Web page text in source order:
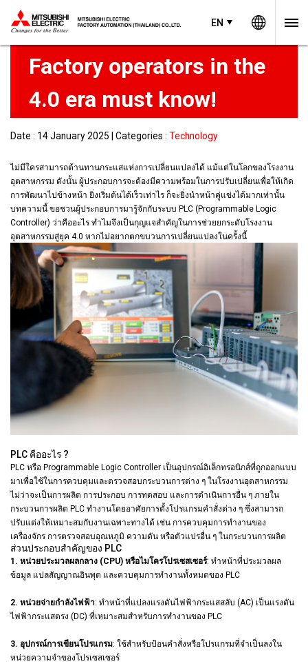
Thailand EN
EN
Get to know what PLC is.
Factory operators in the
4.0 era must know!
Date : 14 January 2025 | Categories : Technology
ไม่มีใครสามารถต้านทานกระแสแห่งการเปลี่ยนแปลงได้ แม้แต่ในโลกของโรงงาน
อุตสาหกรรม ดังนั้น ผู้ประกอบการจะต้องมีความพร้อมในการปรับเปลี่ยนเพื่อให้เกิด
การพัฒนาไปข้างหน้า ยิ่งเริ่มต้นได้เร็วเท่าไร ก็จะยิ่งนำหน้าคู่แข่งได้มากเท่านั้น
บทความนี้ ขอชวนผู้ประกอบการมารู้จักกับระบบ PLC (Programmable Logic
Controller) ว่าคืออะไร ทำไมจึงเป็นกุญแจสำคัญในการช่วยยกระดับโรงงาน
อุตสาหกรรมสู่ยุค 4.0 หากไม่อยากตกขบวนการเปลี่ยนแปลงในครั้งนี้
PLC คืออะไร ?
PLC หรือ Programmable Logic Controller เป็นอุปกรณ์อิเล็กทรอนิกส์ที่ถูกออกแบบ
มาเพื่อใช้ในการควบคุมและตรวจสอบกระบวนการต่าง ๆ ในโรงงานอุตสาหกรรม
ไม่ว่าจะเป็นการผลิต การประกอบ การทดสอบ และการดำเนินการอื่น ๆ ภายใน
กระบวนการผลิต PLC ทำงานโดยอาศัยการตั้งโปรแกรมคำสั่งต่าง ๆ ซึ่งสามารถ
ปรับแต่งให้เหมาะสมกับงานเฉพาะทางได้ เช่น การควบคุมการทำงานของ
เครื่องจักร การตรวจสอบอุณหภูมิ ความดัน หรือตัวแปรอื่น ๆ ในกระบวนการผลิต
ส่วนประกอบสำคัญของ PLC
1. หน่วยประมวลผลกลาง (CPU) หรือไมโครโปรเซสเซอร์: ทำหน้าที่ประมวลผล
ข้อมูล แปลสัญญาณอินพุต และควบคุมการทำงานทั้งหมดของ PLC
2. หน่วยจ่ายกำลังไฟฟ้า: ทำหน้าที่แปลงแรงดันไฟฟ้ากระแสสลับ (AC) เป็นแรงดัน
ไฟฟ้ากระแสตรง (DC) ที่เหมาะสมสำหรับการทำงานของ PLC
3. อุปกรณ์การเขียนโปรแกรม: ใช้สำหรับป้อนคำสั่งหรือโปรแกรมที่จำเป็นลงใน
หน่วยความจำของโปรเซสเซอร์